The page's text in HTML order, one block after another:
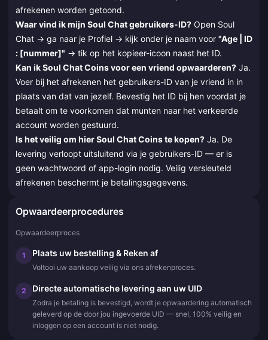
afrekenen worden getoond.
Waar vind ik mijn Soul Chat gebruikers-ID? Open Soul
Chat → ga naar je Profiel → kijk onder je naam voor "Age | ID
: [nummer]" → tik op het kopieer-icoon naast het ID.
Kan ik Soul Chat Coins voor een vriend opwaarderen? Ja.
Voer bij het afrekenen het gebruikers-ID van je vriend in in
plaats van dat van jezelf. Bevestig het ID bij hen voordat je
betaalt om te voorkomen dat munten naar het verkeerde
account worden gestuurd.
Is het veilig om hier Soul Chat Coins te kopen? Ja. De
levering verloopt uitsluitend via je gebruikers-ID — er is
geen wachtwoord of app-login nodig. Veilig versleuteld
afrekenen beschermt je betalingsgegevens.
Opwaardeerprocedures
Opwaardeerproces
1 Plaats uw bestelling & Reken af
Voltooi uw aankoop veilig via ons afrekenproces.
2 Directe automatische levering aan uw UID
Zodra je betaling is bevestigd, wordt je opwaardering automatisch
geleverd op de door jou ingevoerde UID — snel, 100% veilig en
inloggen op een account is niet nodig.